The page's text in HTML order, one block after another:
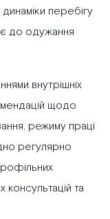
перебігу
до одужання
внутрішніх
щодо
режиму праці
регулярно
консультацій та